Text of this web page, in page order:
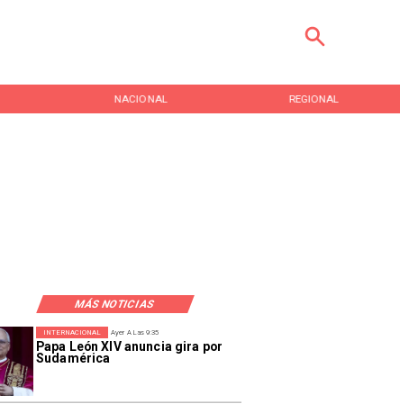
NACIONAL REGIONAL
MÁS NOTICIAS
Ayer A Las 9:35
Papa León XIV anuncia gira por
Sudamérica
INTERNACIONAL